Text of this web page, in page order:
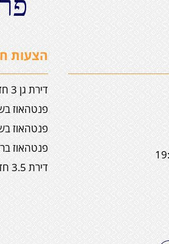
הצעות
דירת גן 3 חדרים ברמת רבין
פנטהאוז
פנטהאוז
פנטהאוז
דירת 3.5 חדרים מחולקת